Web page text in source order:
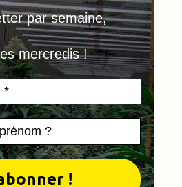
par semaine,
mercredis !